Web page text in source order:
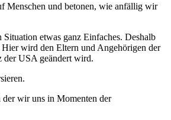
Menschen und betonen, wie anfällig wir
etwas ganz Einfaches. Deshalb
wird den Eltern und Angehörigen der
der USA geändert wird.
wir uns in Momenten der